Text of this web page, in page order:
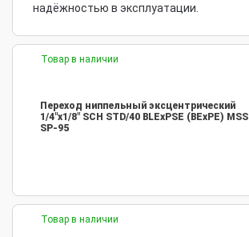
надёжностью в эксплуатации.
Товар в наличии
Переход ниппельный эксцентрический
1/4"х1/8" SCH STD/40 BLEхPSE (BEхPE) MSS
SP-95
Товар в наличии